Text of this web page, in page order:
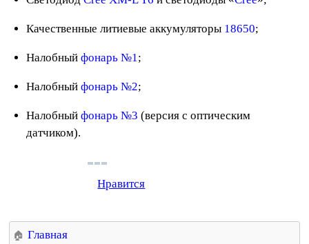
Качественные литиевые аккумуляторы 18650;
Налобныйфонарь №1;
Налобныйфонарь №2;
Налобныйфонарь №3 (версия с оптическим
датчиком).
Нравится
Главная